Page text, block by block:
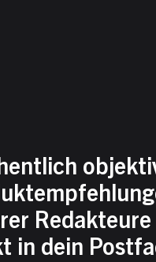
Redakteure
in dein